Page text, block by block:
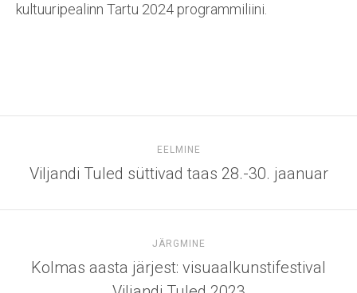
kultuuripealinn Tartu 2024 programmiliini.
EELMINE
Viljandi Tuled süttivad taas 28.-30. jaanuar
JÄRGMINE
Kolmas aasta järjest: visuaalkunstifestival